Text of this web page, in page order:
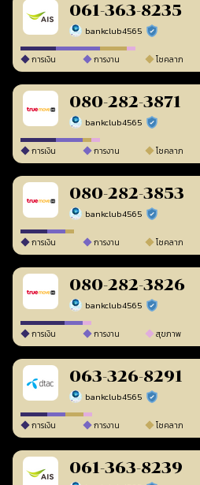
061-363-8235
bankclub4565 ร้านยืนยันแล้ว
การเงิน การงาน โชคลาภ
080-282-3871
bankclub4565 ร้านยืนยันแล้ว
การเงิน การงาน โชคลาภ
080-282-3853
bankclub4565 ร้านยืนยันแล้ว
การเงิน การงาน โชคลาภ
080-282-3826
bankclub4565 ร้านยืนยันแล้ว
การเงิน การงาน สุขภาพ
063-326-8291
bankclub4565 ร้านยืนยันแล้ว
การเงิน การงาน โชคลาภ
061-363-8239